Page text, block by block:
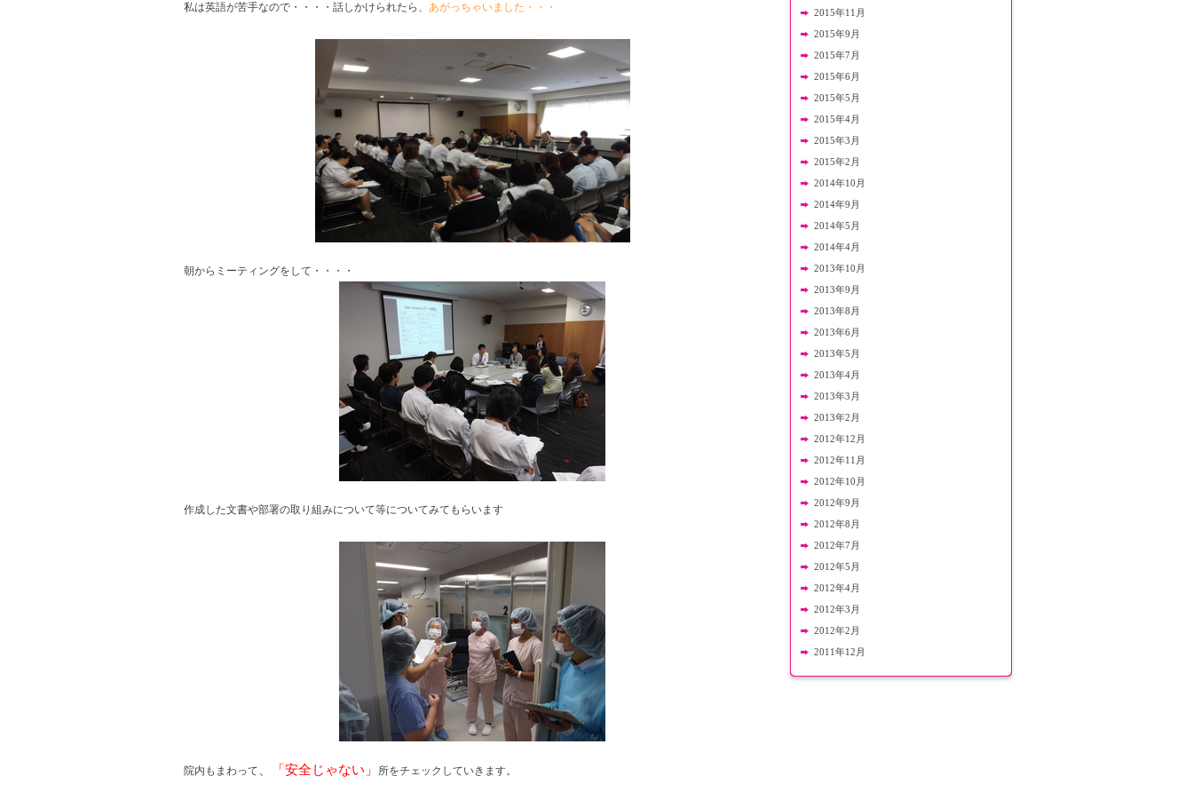
私は英語が苦手なので・・・・話しかけられたら、 あがっちゃいました・・・
朝からミーティングをして・・・・
作成した文書や部署の取り組みについて等についてみてもらいます
院内もまわって 、「安全じゃない」 所をチェックしていきます。
2015年11月
2015年9月
2015年7月
2015年6月
2015年5月
2015年4月
2015年3月
2015年2月
2014年10月
2014年9月
2014年5月
2014年4月
2013年10月
2013年9月
2013年8月
2013年6月
2013年5月
2013年4月
2013年3月
2013年2月
2012年12月
2012年11月
2012年10月
2012年9月
2012年8月
2012年7月
2012年5月
2012年4月
2012年3月
2012年2月
2011年12月